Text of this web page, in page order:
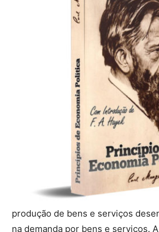
produção de bens e serviços
na demanda por bens e serviços.